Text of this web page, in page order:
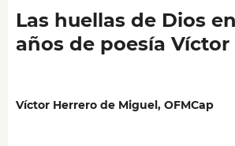
Las huellas de Dios
años de poesía Víctor
Víctor Herrero de Miguel, OFMCap